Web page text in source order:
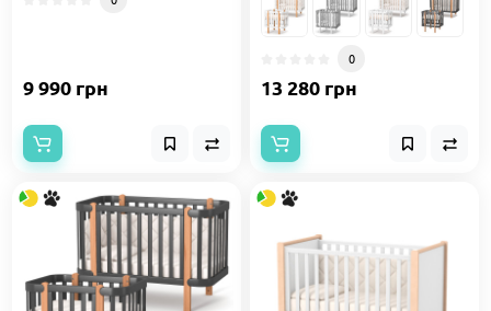
9 990 грн
0
13 280 грн